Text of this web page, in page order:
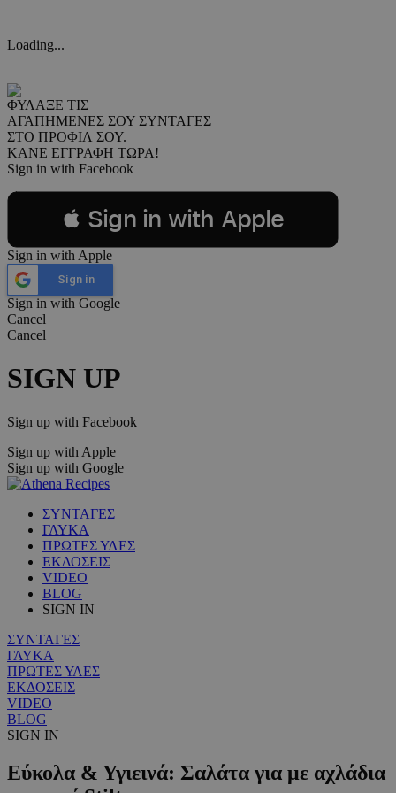
Loading...
ΦΥΛΑΞΕ ΤΙΣ
ΑΓΑΠΗΜΕΝΕΣ ΣΟΥ ΣΥΝΤΑΓΕΣ
ΣΤΟ ΠΡΟΦΙΛ ΣΟΥ.
ΚΑΝΕ ΕΓΓΡΑΦΗ ΤΩΡΑ!
Sign in with Facebook
 Sign in with Apple
Sign in with Apple
Sign in
Sign in with Google
Cancel
Cancel
SIGN UP
Sign up with Facebook
Sign up with Apple
Sign up with Google
ΣΥΝΤΑΓΕΣ
ΓΛΥΚΑ
ΠΡΩΤΕΣ ΥΛΕΣ
ΕΚΔΟΣΕΙΣ
VIDEO
BLOG
SIGN IN
ΣΥΝΤΑΓΕΣ
ΓΛΥΚΑ
ΠΡΩΤΕΣ ΥΛΕΣ
ΕΚΔΟΣΕΙΣ
VIDEO
BLOG
SIGN IN
Εύκολα & Υγιεινά: Σαλάτα για με αχλάδια